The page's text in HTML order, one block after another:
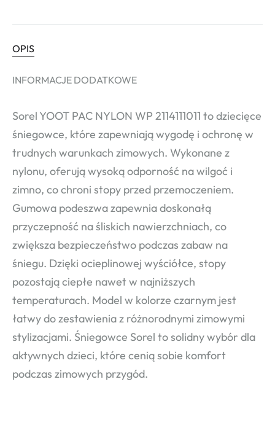
OPIS
INFORMACJE DODATKOWE
Sorel YOOT PAC NYLON WP 2114111011 to dziecięce
śniegowce, które zapewniają wygodę i ochronę w
trudnych warunkach zimowych. Wykonane z
nylonu, oferują wysoką odporność na wilgoć i
zimno, co chroni stopy przed przemoczeniem.
Gumowa podeszwa zapewnia doskonałą
przyczepność na śliskich nawierzchniach, co
zwiększa bezpieczeństwo podczas zabaw na
śniegu. Dzięki ocieplinowej wyściółce, stopy
pozostają ciepłe nawet w najniższych
temperaturach. Model w kolorze czarnym jest
łatwy do zestawienia z różnorodnymi zimowymi
stylizacjami. Śniegowce Sorel to solidny wybór dla
aktywnych dzieci, które cenią sobie komfort
podczas zimowych przygód.